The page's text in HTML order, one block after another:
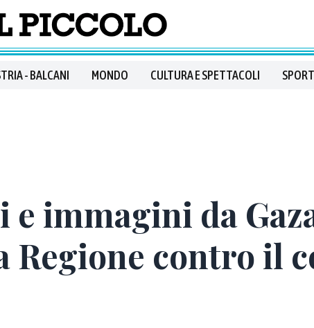
- BALCANI MONDO CULTURA E SPETTACOLI SPORT
immagini da
Regione contro il